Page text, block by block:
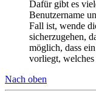
Dafür gibt es
Benutzername
Fall ist, wende
sicherzugehen,
möglich, dass
vorliegt,
Nach oben